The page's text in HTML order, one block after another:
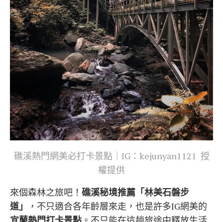
礁溪熱門網美必打卡景點｜IG：kejunyan1121 授
權提供
來個森林之旅吧！ 礁溪秘境推薦「林美石磐步
道」
，不只適合各年齡層來走，也是許多IG網美的